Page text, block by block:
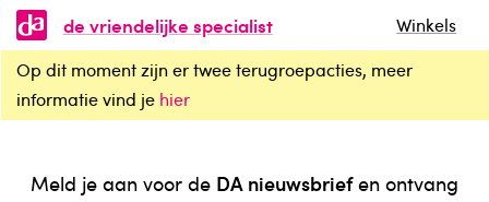
de vriendelijke specialist
Winkels
Op dit moment zijn er twee terugroepacties, meer
informatie vind je hier
Meld je aan voor de DA nieuwsbriefen ontvang